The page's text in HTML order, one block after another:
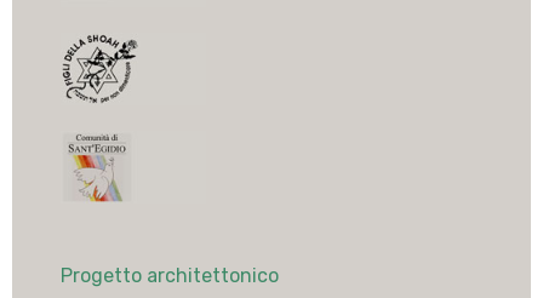
Progetto architettonico